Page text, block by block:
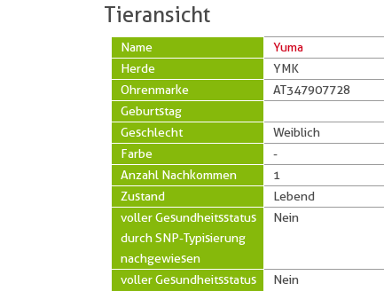
Tieransicht
Name
Yuma
Herde
YMK
Ohrenmarke
AT347907728
Geburtstag
Geschlecht
Weiblich
Farbe
-
Anzahl Nachkommen
1
Zustand
Lebend
voller Gesundheitsstatus
durch SNP-Typisierung
nachgewiesen
Nein
voller Gesundheitsstatus
Nein